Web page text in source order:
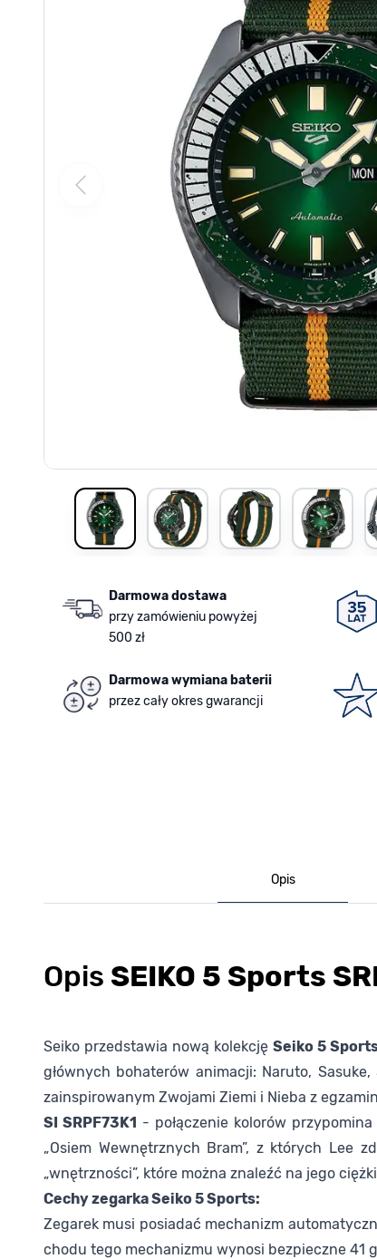
View larger imageView larger imageView larger image
View
Darmowa dostawa
przy zamówieniu powyżej
500 zł
Darmowa wymiana baterii
przez cały okres gwarancji
Opis
Opis SEIKO 5 Sports
Seiko przedstawia nową kolekcjęSeiko 5
głównych bohaterów animacji: Naruto,
zainspirowanym Zwojami Ziemi i Nieba z
SI SRPF73K1 - połączenie kolorów
„Osiem Wewnętrznych Bram”, z których Lee
„wnętrzności”, które można znaleźć na jego
Cechy zegarka Seiko 5 Sports:
Zegarek musi posiadać mechanizm
chodu tego mechanizmu wynosi bezpieczne 41